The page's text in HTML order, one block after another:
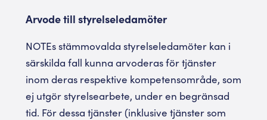
Arvode till styrelseledamöter
NOTEs stämmovalda styrelseledamöter kan i
särskilda fall kunna arvoderas för tjänster
inom deras respektive kompetensområde, som
ej utgör styrelsearbete, under en begränsad
tid. För dessa tjänster (inklusive tjänster som